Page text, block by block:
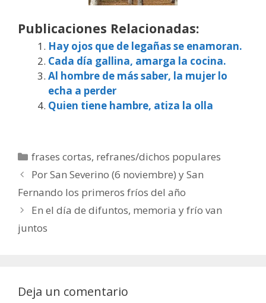
Publicaciones Relacionadas:
Hay ojos que de legañas se enamoran.
Cada día gallina, amarga la cocina.
Al hombre de más saber, la mujer lo
echa a perder
Quien tiene hambre, atiza la olla
Categorías
frases cortas, refranes/dichos populares
Por San Severino (6 noviembre) y San
Fernando los primeros fríos del año
En el día de difuntos, memoria y frío van
juntos
Deja un comentario